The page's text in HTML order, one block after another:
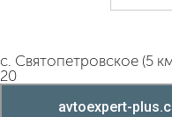
с. Святопетровское (5
20